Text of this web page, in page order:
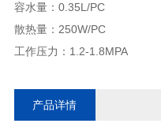
容水量：0.35L/PC
散热量：250W/PC
工作压力：1.2-1.8MPA
产品详情